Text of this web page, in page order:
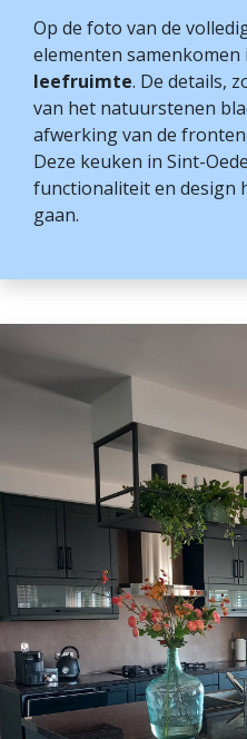
Op de foto van de
elementen samenkomen
leefruimte. De details,
van het natuurstenen
afwerking van de
Deze keuken in Sint-
functionaliteit en design
gaan.